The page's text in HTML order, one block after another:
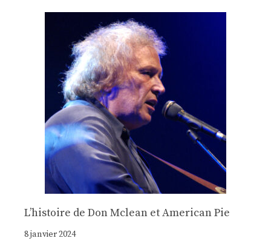
Lʼhistoire de Don Mclean et American Pie
8 janvier 2024